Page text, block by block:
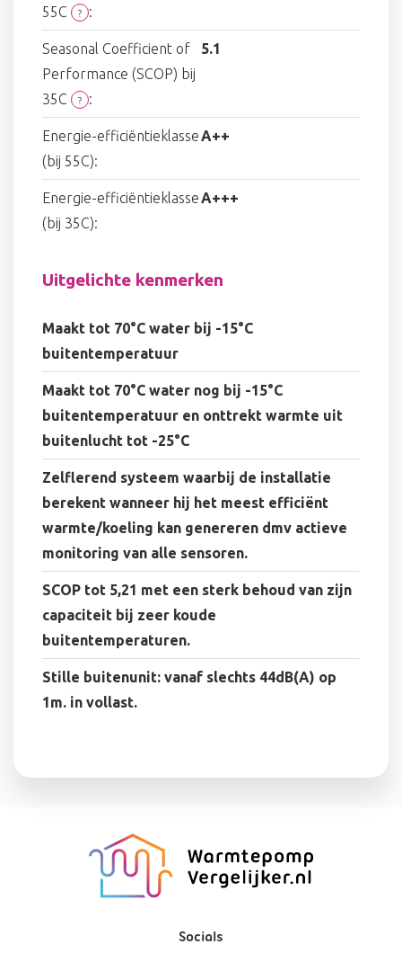
55C
? :
Seasonal Coefficient of
Performance (SCOP) bij
35C
? :
5.1
Energie-efficiëntieklasse
(bij 55C):
A++
Energie-efficiëntieklasse
(bij 35C):
A+++
Uitgelichte kenmerken
Maakt tot 70°C water bij -15°C
buitentemperatuur
Maakt tot 70°C water nog bij -15°C
buitentemperatuur en onttrekt warmte uit
buitenlucht tot -25°C
Zelflerend systeem waarbij de installatie
berekent wanneer hij het meest efficiënt
warmte/koeling kan genereren dmv actieve
monitoring van alle sensoren.
SCOP tot 5,21 met een sterk behoud van zijn
capaciteit bij zeer koude
buitentemperaturen.
Stille buitenunit: vanaf slechts 44dB(A) op
1m. in vollast.
Socials